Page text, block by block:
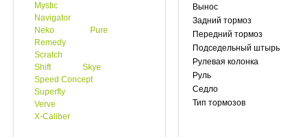
Mystic
Navigator
Neko
Pure
Remedy
Scratch
Shift
Skye
Speed Concept
Superfly
Verve
X-Caliber
Вынос
Задний тормоз
Передний тормоз
Подседельный штырь
Рулевая колонка
Руль
Седло
Тип тормозов